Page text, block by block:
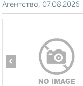
Агентство, 07.08.2026
‹